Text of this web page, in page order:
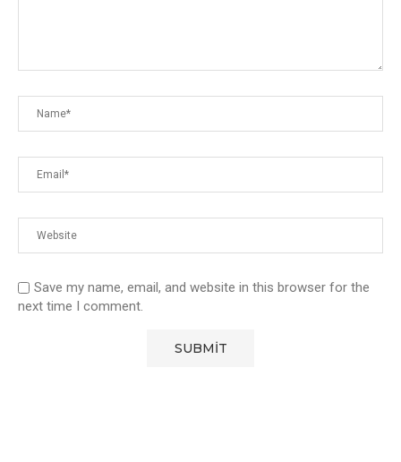
Save my name, email, and website in this browser for the
next time I comment.